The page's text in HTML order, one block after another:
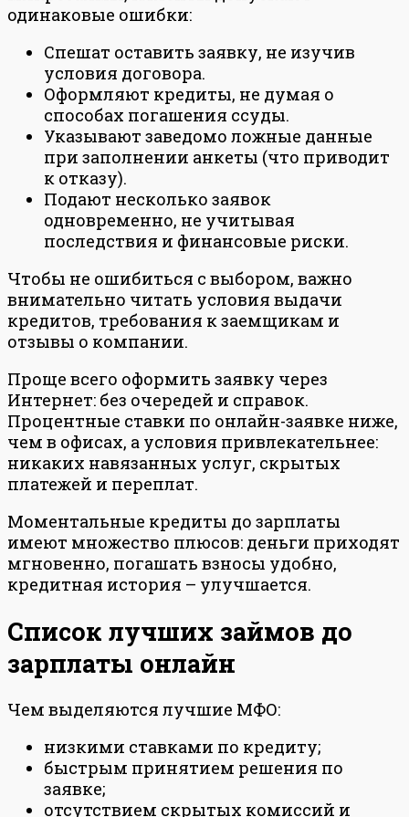
одинаковые ошибки:
Спешат оставить заявку, не изучив
условия договора.
Оформляют кредиты, не думая о
способах погашения ссуды.
Указывают заведомо ложные данные
при заполнении анкеты (что приводит
к отказу).
Подают несколько заявок
одновременно, не учитывая
последствия и финансовые риски.
Чтобы не ошибиться с выбором, важно
внимательно читать условия выдачи
кредитов, требования к заемщикам и
отзывы о компании.
Проще всего оформить заявку через
Интернет: без очередей и справок.
Процентные ставки по онлайн-заявке ниже,
чем в офисах, а условия привлекательнее:
никаких навязанных услуг, скрытых
платежей и переплат.
Моментальные кредиты до зарплаты
имеют множество плюсов: деньги приходят
мгновенно, погашать взносы удобно,
кредитная история – улучшается.
Список лучших займов до
зарплаты онлайн
Чем выделяются лучшие МФО:
низкими ставками по кредиту;
быстрым принятием решения по
заявке;
отсутствием скрытых комиссий и